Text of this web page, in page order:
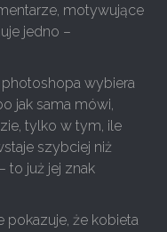
motywujące
jedno –
photoshopa wybiera
jak sama mówi,
tylko w tym, ile
szybciej niż
to już jej znak
pokazuje, że kobieta